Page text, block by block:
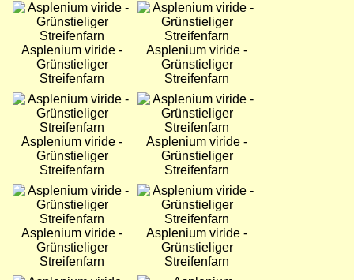
Bild
Asplenium viride -
Grünstieliger
Streifenfarn
Bild
Asplenium viride -
Grünstieliger
Streifenfarn
Bild
Asplenium viride -
Grünstieliger
Streifenfarn
Bild
Asplenium viride -
Grünstieliger
Streifenfarn
Bild
Asplenium viride -
Grünstieliger
Streifenfarn
Bild
Asplenium viride -
Grünstieliger
Streifenfarn